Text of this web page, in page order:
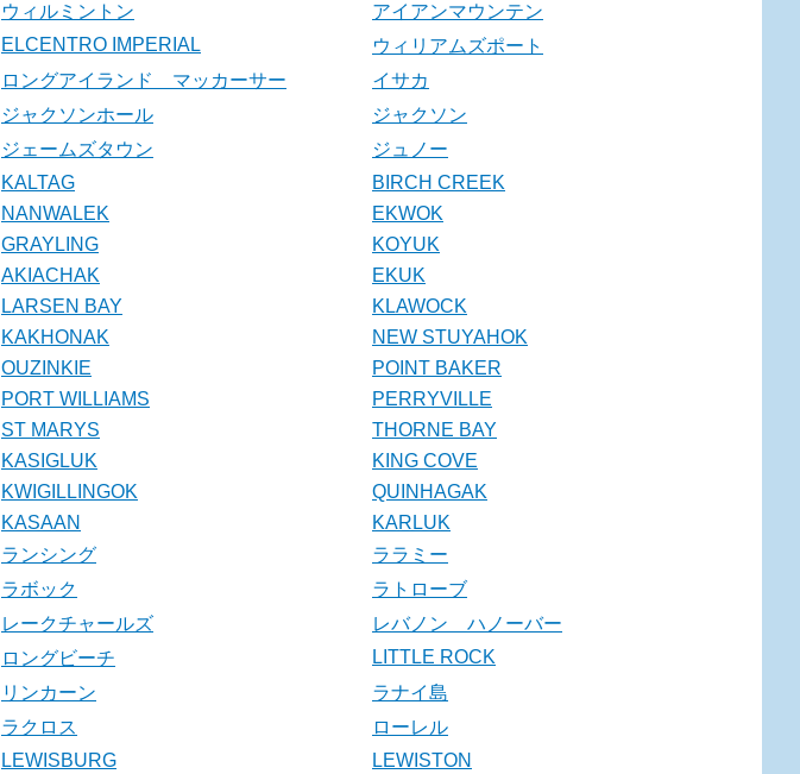
ウィルミントン
アイアンマウンテン
ELCENTRO IMPERIAL
ウィリアムズポート
ロングアイランド マッカーサー
イサカ
ジャクソンホール
ジャクソン
ジェームズタウン
ジュノー
KALTAG
BIRCH CREEK
NANWALEK
EKWOK
GRAYLING
KOYUK
AKIACHAK
EKUK
LARSEN BAY
KLAWOCK
KAKHONAK
NEW STUYAHOK
OUZINKIE
POINT BAKER
PORT WILLIAMS
PERRYVILLE
ST MARYS
THORNE BAY
KASIGLUK
KING COVE
KWIGILLINGOK
QUINHAGAK
KASAAN
KARLUK
ランシング
ララミー
ラボック
ラトローブ
レークチャールズ
レバノン ハノーバー
ロングビーチ
LITTLE ROCK
リンカーン
ラナイ島
ラクロス
ローレル
LEWISBURG LEWISTON